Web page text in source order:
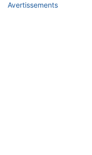
Avertissements